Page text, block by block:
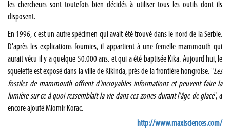
les chercheurs sont toutefois bien décidés à utiliser tous les outils dont ils
disposent.
En 1996, c'est un autre spécimen qui avait été trouvé dans le nord de la Serbie.
D'après les explications fournies, il appartient à une femelle mammouth qui
aurait vécu il y a quelque 50.000 ans. et qui a été baptisée Kika. Aujourd'hui, le
squelette est exposé dans la ville de Kikinda, près de la frontière hongroise. "Les
fossiles de mammouth offrent d'incroyables informations et peuvent faire la
lumière sur ce à quoi ressemblait la vie dans ces zones durant l'âge de glace", a
encore ajouté Miomir Korac.
http://www.maxisciences.com/